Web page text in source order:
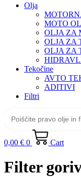
Olja
MOTO
OLJA ZA
OLJA ZA
OLJA ZA
Tekočine
AVTO
ADITIVI
Filtri
0,00 € 0 Cart
Filter